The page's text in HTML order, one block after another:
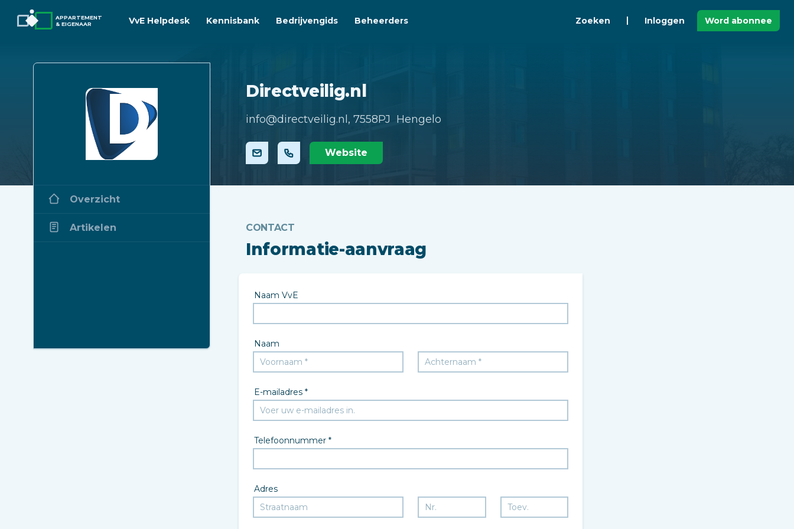
APPARTEMENT
& EIGENAAR
VvE Helpdesk Kennisbank Bedrijvengids Beheerders Zoeken Inloggen Word abonnee
Directveilig.nl
info@directveilig.nl, 7558PJ Hengelo
Website
Overzicht
Artikelen CONTACT
Informatie-aanvraag
Naam VvE
Naam
E-mailadres *
Telefoonnummer *
Adres